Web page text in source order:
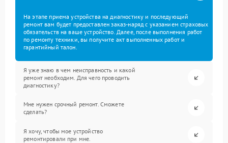
На этапе приема устройства на диагностику и последующий
ремонт вам будет предоставлен заказ-наряд с указанием страховых
обязательств на ваше устройство. Далее, после выполнения работ
по ремонту техники, вы получите акт выполненных работ и
гарантийный талон.
Я уже знаю в чем неисправность и какой
ремонт необходим. Для чего проводить
диагностику?
Мне нужен срочный ремонт. Сможете
сделать?
Я хочу, чтобы мое устройство
ремонтировали при мне.